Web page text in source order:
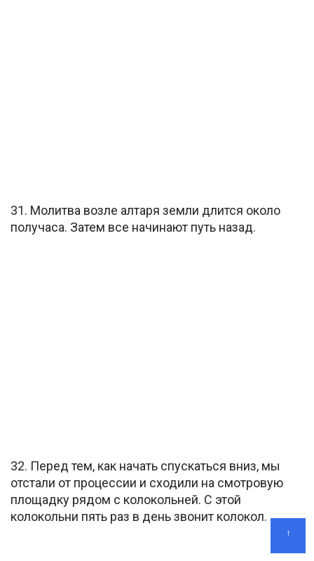
31. Молитва возле алтаря земли длится около
получаса. Затем все начинают путь назад.
32. Перед тем, как начать спускаться вниз, мы
отстали от процессии и сходили на смотровую
площадку рядом с колокольней. С этой
колокольни пять раз в день звонит колокол.
↑